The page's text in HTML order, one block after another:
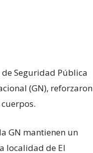
de Seguridad Pública
(GN), reforzaron
GN mantienen un
localidad de El